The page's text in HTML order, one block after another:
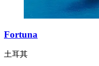
Fortuna
土耳其